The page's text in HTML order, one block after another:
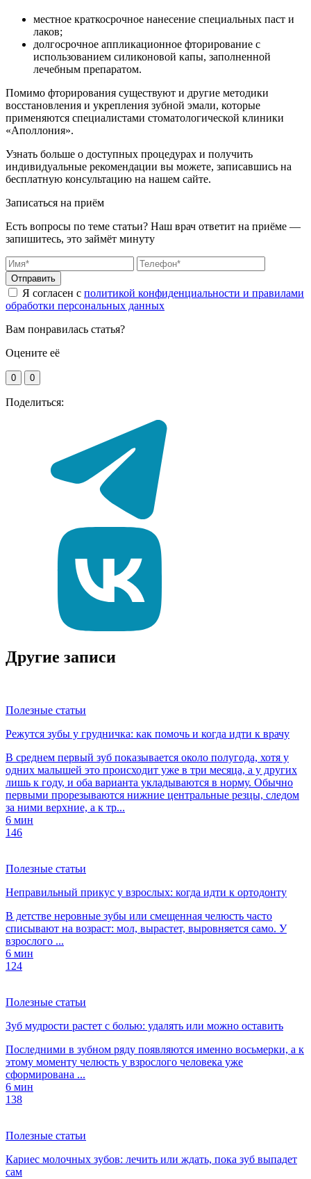
местное краткосрочное нанесение специальных паст и
лаков;
долгосрочное аппликационное фторирование с
использованием силиконовой капы, заполненной
лечебным препаратом.
Помимо фторирования существуют и другие методики
восстановления и укрепления зубной эмали, которые
применяются специалистами стоматологической клиники
«Аполлония».
Узнать больше о доступных процедурах и получить
индивидуальные рекомендации вы можете, записавшись на
бесплатную консультацию на нашем сайте.
Записаться на приём
Есть вопросы по теме статьи? Наш врач ответит на приёме —
запишитесь, это займёт минуту
Отправить
Я согласен с политикой конфиденциальности и правилами
обработки персональных данных
Вам понравилась статья?
Оцените её
0 0
Поделиться:
Другие записи
Полезные статьи
Режутся зубы у грудничка: как помочь и когда идти к врачу
В среднем первый зуб показывается около полугода, хотя у
одних малышей это происходит уже в три месяца, а у других
лишь к году, и оба варианта укладываются в норму. Обычно
первыми прорезываются нижние центральные резцы, следом
за ними верхние, а к тр...
6 мин
146
Полезные статьи
Неправильный прикус у взрослых: когда идти к ортодонту
В детстве неровные зубы или смещенная челюсть часто
списывают на возраст: мол, вырастет, выровняется само. У
взрослого ...
6 мин
124
Полезные статьи
Зуб мудрости растет с болью: удалять или можно оставить
Последними в зубном ряду появляются именно восьмерки, а к
этому моменту челюсть у взрослого человека уже
сформирована ...
6 мин
138
Полезные статьи
Кариес молочных зубов: лечить или ждать, пока зуб выпадет
сам